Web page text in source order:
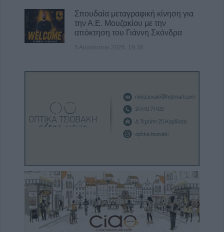
Σπουδαία μεταγραφική κίνηση για
την Α.Ε. Μουζακίου με την
απόκτηση του Γιάννη Σκόνδρα
5 Αυγούστου 2026, 19:38